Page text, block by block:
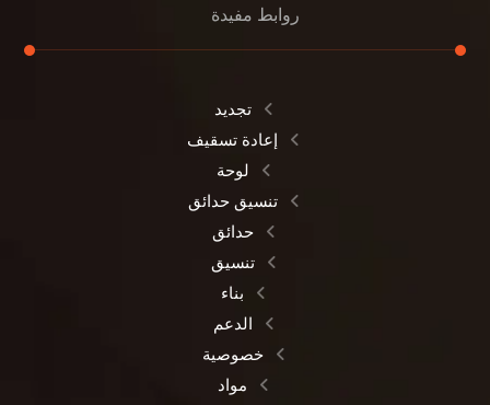
روابط مفيدة
تجديد
إعادة تسقيف
لوحة
تنسيق حدائق
حدائق
تنسيق
بناء
الدعم
خصوصية
مواد